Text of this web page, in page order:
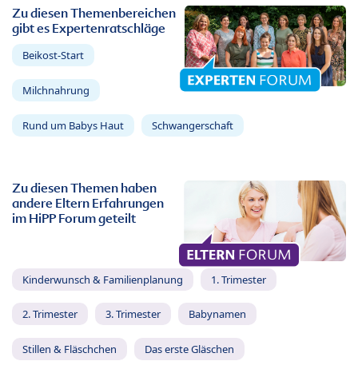
Zu diesen Themenbereichen
gibt es Expertenratschläge
Beikost-Start
Milchnahrung
Rund um Babys Haut Schwangerschaft
Zu diesen Themen haben
andere Eltern Erfahrungen
im HiPP Forum geteilt
Kinderwunsch & Familienplanung 1. Trimester
2. Trimester 3. Trimester Babynamen
Stillen & Fläschchen Das erste Gläschen